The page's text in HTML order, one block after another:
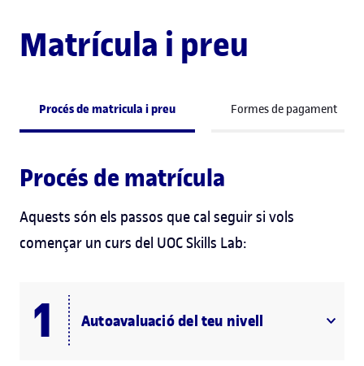
Matrícula i preu
Procés de matricula i preu Formes de pagament
Procés de matrícula
Aquests són els passos que cal seguir si vols
començar un curs del UOC Skills Lab:
Autoavaluació del teu nivell